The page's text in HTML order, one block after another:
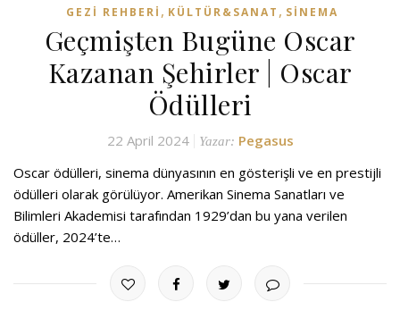
GEZI REHBERI , KÜLTÜR&SANAT , SINEMA
Geçmişten Bugüne Oscar
Kazanan Şehirler | Oscar
Ödülleri
22 April 2024 Yazar: Pegasus
Oscar ödülleri, sinema dünyasının en gösterişli ve en prestijli
ödülleri olarak görülüyor. Amerikan Sinema Sanatları ve
Bilimleri Akademisi tarafından 1929’dan bu yana verilen
ödüller, 2024’te…